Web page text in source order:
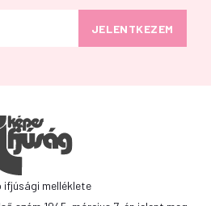
ifjúsági melléklete